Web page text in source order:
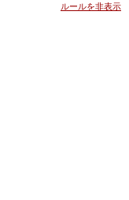
ルールを非表示